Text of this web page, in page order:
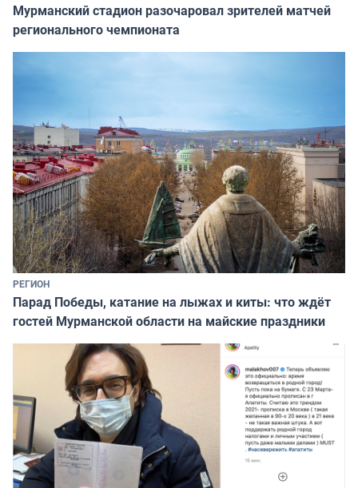
Мурманский стадион разочаровал зрителей матчей
регионального чемпионата
РЕГИОН
Парад Победы, катание на лыжах и киты: что ждёт
гостей Мурманской области на майские праздники